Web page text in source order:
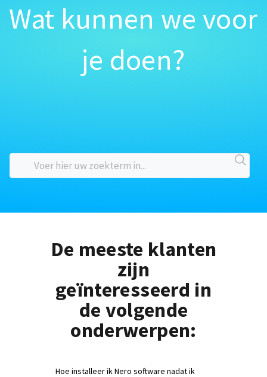
Wat kunnen we voor
je doen?
De meeste klanten
zijn
geïnteresseerd in
de volgende
onderwerpen:
Hoe installeer ik Nero software nadat ik